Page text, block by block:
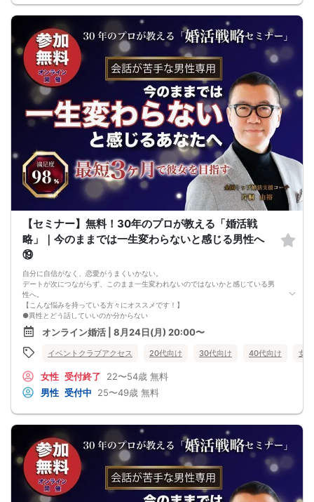
●婚活パーティーやマッチングアプリで結果を出せるようになる
●異性とのコミュニケーションのポイントが理解できる
●好きになった女性との関係を続けられるようになる
まずは、異性が求めていることを理解し、
それを提供できる自分自身に変化していくことにより、
はじめて自分が好きな異性が自分を好きになってくれるようになり、
恋愛婚活が上手くいくようになります。
異性が求めていることを理解し、
それを自然に伝えられる自分に変わることで、
好きな女性から選ばれるようになります。
婚活戦略セミナーでは、恋愛や婚活で悩む男性が
短期間で変化と成果を実感できる方法をお伝えします。
【注意事項】
・セミナー中はカメラをオン（お顔を出して）での受講をお願いします。
（屋外、車内からのご参加や、途中入室、退出はご遠慮下さい。）
【キャンセル規定】
セミナー準備の都合上、当日無断キャンセルの場合は、3,000円のキャンセル料を
お支払いいただきます。
【セミナー】無料！30年のプロが教える「婚活戦
略」｜今のままでは一生変わらないと感じる男性へ
⑲
自分に自信がなく、恋愛がうまくいかない。
デートが次につながらず、このまま一生変われないのではないかと感じている男
性へ。
【こんな悩みを持っている方々にオススメです！】
●異性とどう話していいのか分からない
●婚活パーティー、合コンで上手くいかない
●デートやお見合いが２回目につながらない
●今のままでは一生変わらない気がする
●異性から断られると、自分の人格を否定されている気分になる
最短3ヶ月で彼女ができる可能性を高め、1年以内の結婚を目指すための
恋愛・婚活の具体的な方法をお伝えします。
【婚活戦略セミナーで得られるメリットは！】
●婚活パーティーやマッチングアプリで結果を出せるようになる
●異性とのコミュニケーションのポイントが理解できる
●好きになった女性との関係を続けられるようになる
まずは、異性が求めていることを理解し、
それを提供できる自分自身に変化していくことにより、
はじめて自分が好きな異性が自分を好きになってくれるようになり、
恋愛婚活が上手くいくようになります。
オンライン婚活 | 8月24日(月) 20:00〜
イベントクラブアクセス 20代向け 30代向け 40代向け 女
女性 受付終了 22〜54歳 無料
男性 受付中 25〜49歳 無料